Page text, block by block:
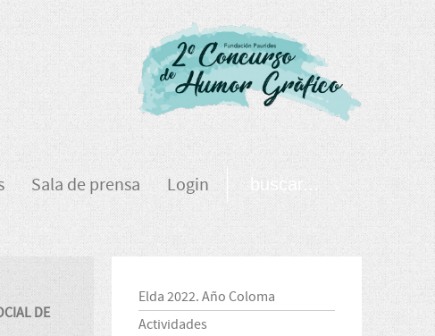
Sala de prensa Login
DE
Elda 2022. Año Coloma
Actividades